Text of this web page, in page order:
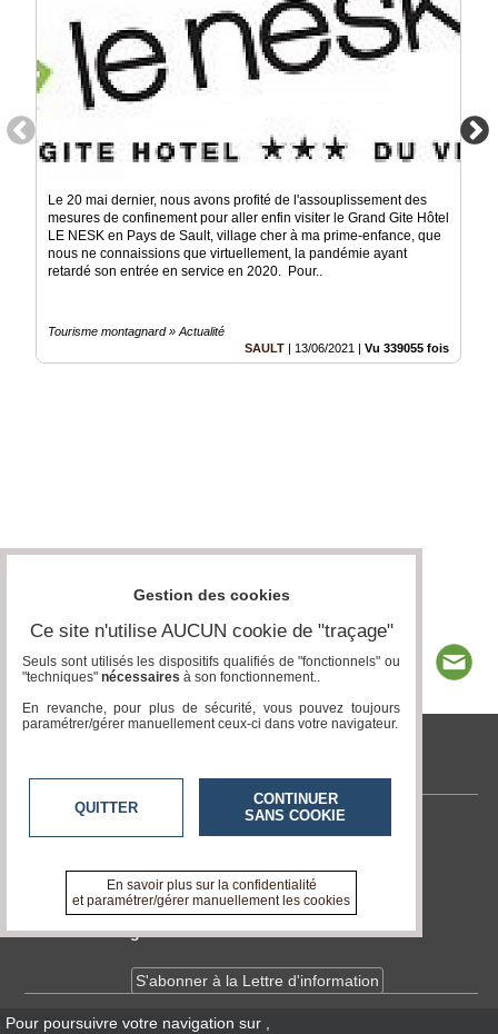
Le 20 mai dernier, nous avons profité de l'assouplissement des
mesures de confinement pour aller enfin visiter le Grand Gite Hôtel
LE NESK en Pays de Sault, village cher à ma prime-enfance, que
nous ne connaissions que virtuellement, la pandémie ayant
retardé son entrée en service en 2020. Pour..
Tourisme montagnard » Actualité
SAULT
13/06/2021 Vu 339055 fois
tvlocale.fr
Contactez-nous
A propos de tvlocale.fr
Devenir délégué
S'abonner à la Lettre d'information
Pour poursuivre votre navigation sur
Gestion des cookies
Ce site n'utilise AUCUN cookie de "traçage"
Seuls sont utilisés les dispositifs qualifiés de "fonctionnels" ou
"techniques" nécessaires à son fonctionnement..
En revanche, pour plus de sécurité, vous pouvez toujours
paramétrer/gérer manuellement ceux-ci dans votre navigateur.
QUITTER
CONTINUER
SANS COOKIE
En savoir plus sur la confidentialité
et paramétrer/gérer manuellement les cookies